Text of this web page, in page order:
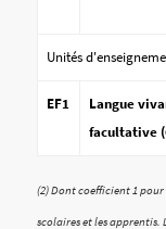
Unités
EF1
Langue
facultative
(2) Dont coefficient 1
scolaires et les apprentis.